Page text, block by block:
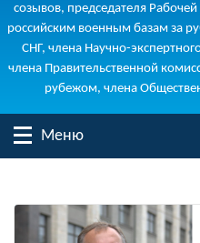
созывов, председателя
российским военным базам за
СНГ, члена Научно-
члена Правительственной
рубежом, члена
Меню